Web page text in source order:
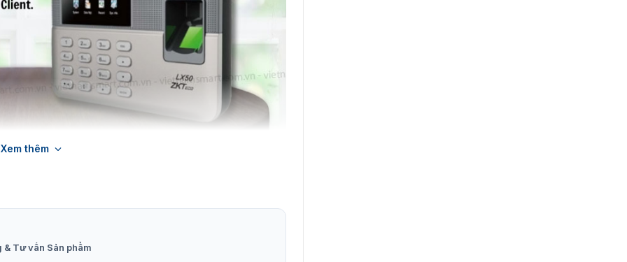
quán cafe.
tay ZKTeco LX50
Xem thêm
Tư vấn Sản phẩm